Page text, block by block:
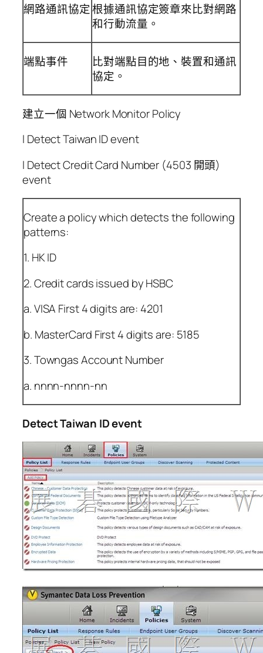
網路通訊協定根據通訊協定簽章來比對網路
和行動流量。
端點事件
比對端點目的地、裝置和通訊
協定。
建立一個 Network Monitor Policy
l Detect Taiwan ID event
l Detect Credit Card Number (4503 開頭)
event
Create a policy which detects the following
patterns:
1. HK ID
2. Credit cards issued by HSBC
a. VISA First 4 digits are: 4201
b. MasterCard First 4 digits are: 5185
3. Towngas Account Number
a. nnnn-nnnn-nn
Detect Taiwan ID event